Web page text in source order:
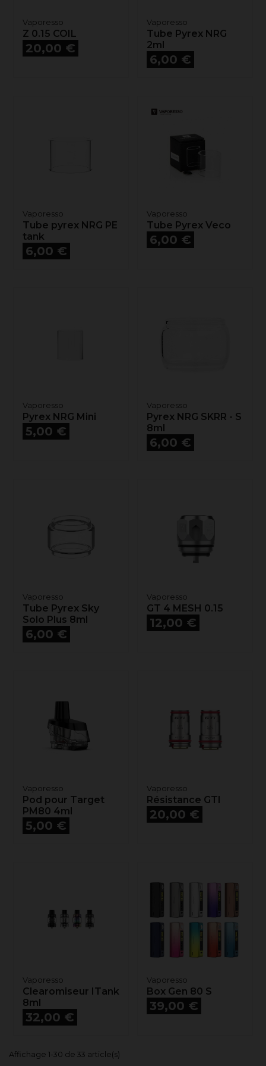
Vaporesso
Z 0.15 COIL
Prix
20,00 €
Vaporesso
Tube Pyrex NRG
2ml
Prix
6,00 €
Vaporesso
Tube pyrex NRG PE
tank
Prix
6,00 €
Vaporesso
Tube Pyrex Veco
Prix
6,00 €
Vaporesso
Pyrex NRG Mini
Prix
5,00 €
Vaporesso
Pyrex NRG SKRR - S
8ml
Prix
6,00 €
Vaporesso
Tube Pyrex Sky
Solo Plus 8ml
Prix
6,00 €
Vaporesso
GT 4 MESH 0.15
Prix
12,00 €
Vaporesso
Pod pour Target
PM80 4ml
Prix
5,00 €
Vaporesso
Résistance GTI
Prix
20,00 €
Vaporesso
Clearomiseur ITank
8ml
Prix
32,00 €
Vaporesso
Box Gen 80 S
Prix
39,00 €
Affichage 1-30 de 33 article(s)